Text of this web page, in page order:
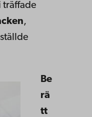
träffade
,
Be
rä
tt